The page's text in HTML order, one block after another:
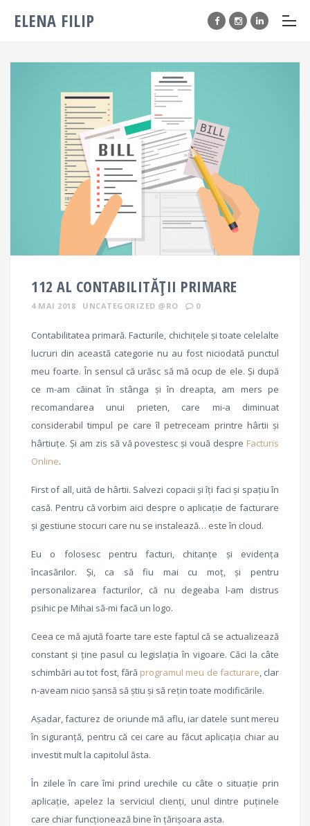
ELENA FILIP
112 AL CONTABILITĂȚII PRIMARE
4 MAI 2018 UNCATEGORIZED @RO 0
Contabilitatea primară. Facturile, chichițele și toate celelalte
lucruri din această categorie nu au fost niciodată punctul
meu foarte. În sensul că urăsc să mă ocup de ele. Și după
ce m-am căinat în stânga și în dreapta, am mers pe
recomandarea unui prieten, care mi-a diminuat
considerabil timpul pe care îl petreceam printre hârtii și
hârtiuțe. Și am zis să vă povestesc și vouă despre Facturis
Online.
First of all, uită de hârtii. Salvezi copacii și îți faci și spațiu în
casă. Pentru că vorbim aici despre o aplicație de facturare
și gestiune stocuri care nu se instalează… este în cloud.
Eu o folosesc pentru facturi, chitanțe și evidența
încasărilor. Și, ca să fiu mai cu moț, și pentru
personalizarea facturilor, că nu degeaba l-am distrus
psihic pe Mihai să-mi facă un logo.
Ceea ce mă ajută foarte tare este faptul că se actualizează
constant și ține pasul cu legislația în vigoare. Căci la câte
schimbări au tot fost, fără programul meu de facturare, clar
n-aveam nicio șansă să știu și să rețin toate modificările.
Așadar, facturez de oriunde mă aflu, iar datele sunt mereu
în siguranță, pentru că cei care au făcut aplicația chiar au
investit mult la capitolul ăsta.
În zilele în care îmi prind urechile cu câte o situație prin
aplicație, apelez la serviciul clienți, unul dintre puținele
care chiar funcționează bine în țărișoara asta.